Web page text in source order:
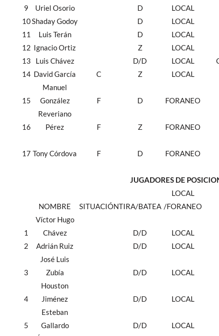
9
Uriel Osorio D
LOCAL
10Shaday Godoy D
LOCAL
11
Luis Terán D
LOCAL
12 Ignacio Ortiz Z
LOCAL
13
Luis Chávez D/D LOCAL
14 David García C Z LOCAL
15
Manuel
González
F D FORANEO
16
Reveriano
Pérez
F Z FORANEO
17 Tony Córdova F D FORANEO
JUGADORES DE
NOMBRE SITUACIÓNTIRA/BATEA
LOCAL
/FORANEO
1
Víctor Hugo
Chávez
D/D
LOCAL
2
Adrián Ruiz D/D LOCAL
3
José Luis
Zubía
D/D LOCAL
4
Houston
Jiménez
D/D LOCAL
5
Esteban
Gallardo
D/D
LOCAL